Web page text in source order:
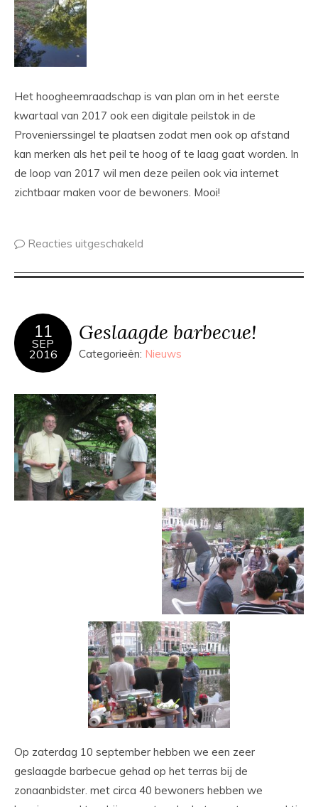
Het hoogheemraadschap is van plan om in het eerste
kwartaal van 2017 ook een digitale peilstok in de
Provenierssingel te plaatsen zodat men ook op afstand
kan merken als het peil te hoog of te laag gaat worden. In
de loop van 2017 wil men deze peilen ook via internet
zichtbaar maken voor de bewoners. Mooi!
Reacties uitgeschakeld
11
SEP
2016
Geslaagde barbecue!
Categorieën: Nieuws
Op zaterdag 10 september hebben we een zeer
geslaagde barbecue gehad op het terras bij de
zonaanbidster. met circa 40 bewoners hebben we